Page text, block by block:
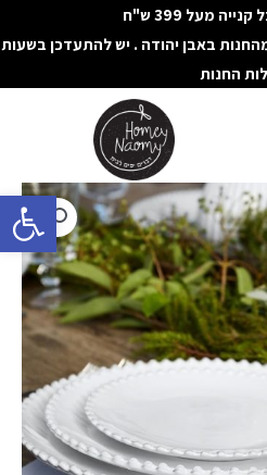
פתח
מעל 399 ש"ח
באבן יהודה . יש להתעדכן בשעות
החנות